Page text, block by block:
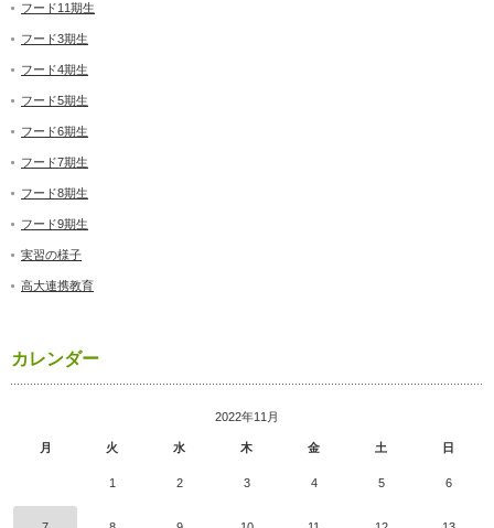
フード11期生
フード3期生
フード4期生
フード5期生
フード6期生
フード7期生
フード8期生
フード9期生
実習の様子
高大連携教育
カレンダー
2022年11月
月 火 水 木 金 土 日
1 2 3 4 5 6